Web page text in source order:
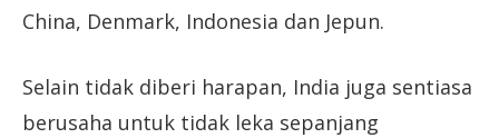
China, Denmark, Indonesia dan Jepun.
Selain tidak diberi harapan, India juga sentiasa
berusaha untuk tidak leka sepanjang